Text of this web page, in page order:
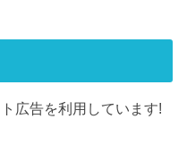
広告を利用しています!